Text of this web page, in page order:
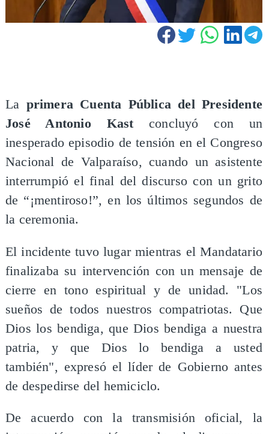
La primera Cuenta Pública del Presidente
José Antonio Kastconcluyó con un
inesperado episodio de tensión en el Congreso
Nacional de Valparaíso, cuando un asistente
interrumpió el final del discurso con un grito
de “¡mentiroso!”, en los últimos segundos de
la ceremonia.
El incidente tuvo lugar mientras el Mandatario
finalizaba su intervención con un mensaje de
cierre en tono espiritual y de unidad. "Los
sueños de todos nuestros compatriotas. Que
Dios los bendiga, que Dios bendiga a nuestra
patria, y que Dios lo bendiga a usted
también", expresó el líder de Gobierno antes
de despedirse del hemiciclo.
De acuerdo con la transmisión oficial, la